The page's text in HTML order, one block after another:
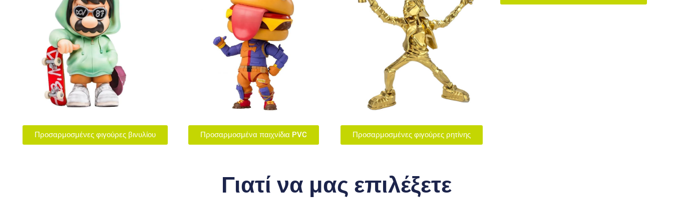
Προσαρμοσμένες φιγούρες βινυλίου Προσαρμοσμένα παιχνίδια PVC Προσαρμοσμένες φιγούρες ρητίνης
Γιατί να μας επιλέξετε